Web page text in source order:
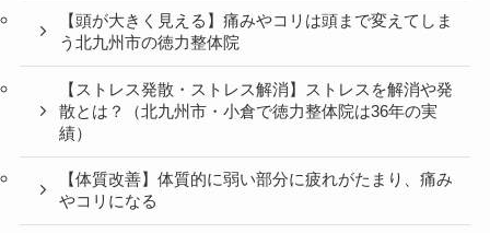
【頭が大きく見える】痛みやコリは頭まで変えてしま
う北九州市の徳力整体院
【ストレス発散・ストレス解消】ストレスを解消や発
散とは？（北九州市・小倉で徳力整体院は36年の実
績）
【体質改善】体質的に弱い部分に疲れがたまり、痛み
やコリになる